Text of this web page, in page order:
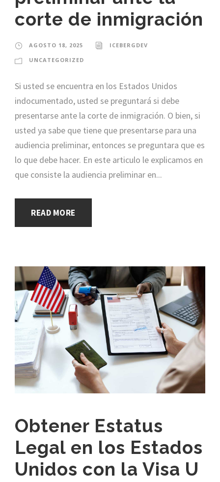
corte de inmigración
AGOSTO 18, 2025
ICEBERGDEV
UNCATEGORIZED
Si usted se encuentra en los Estados Unidos
indocumentado, usted se preguntará si debe
presentarse ante la corte de inmigración. O bien, si
usted ya sabe que tiene que presentarse para una
audiencia preliminar, entonces se preguntara que es
lo que debe hacer. En este articulo le explicamos en
que consiste la audiencia preliminar en...
READ MORE
Obtener Estatus
Legal en los Estados
Unidos con la Visa U